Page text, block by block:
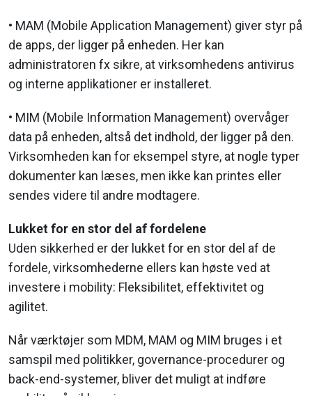
• MAM (Mobile Application Management) giver styr på
de apps, der ligger på enheden. Her kan
administratoren fx sikre, at virksomhedens antivirus
og interne applikationer er installeret.
• MIM (Mobile Information Management) overvåger
data på enheden, altså det indhold, der ligger på den.
Virksomheden kan for eksempel styre, at nogle typer
dokumenter kan læses, men ikke kan printes eller
sendes videre til andre modtagere.
Lukket for en stor del af fordelene
Uden sikkerhed er der lukket for en stor del af de
fordele, virksomhederne ellers kan høste ved at
investere i mobility: Fleksibilitet, effektivitet og
agilitet.
Når værktøjer som MDM, MAM og MIM bruges i et
samspil med politikker, governance-procedurer og
back-end-systemer, bliver det muligt at indføre